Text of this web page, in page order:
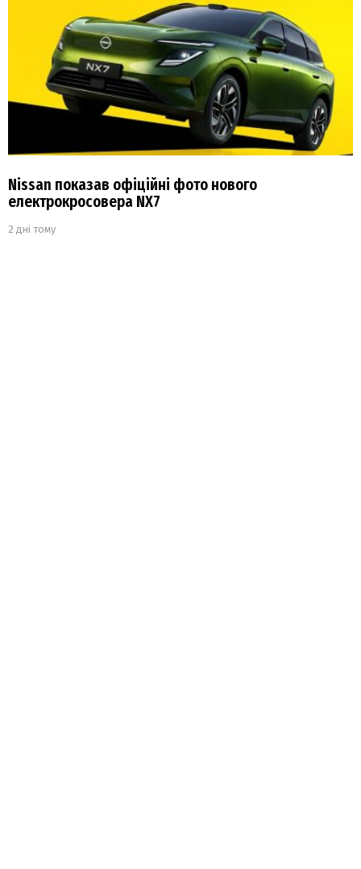
Nissan показав офіційні фото нового
електрокросовера NX7
2 дні тому